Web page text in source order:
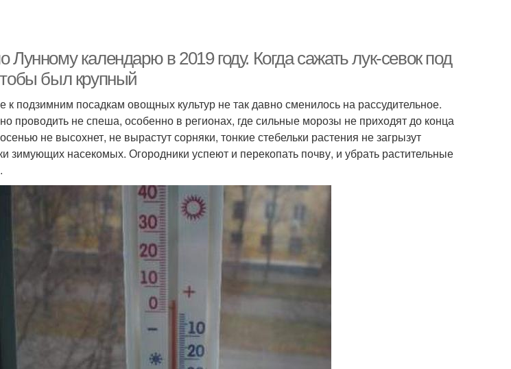
Лунному календарю в 2019 году. Когда сажать лук-севок под
был крупный
подзимним посадкам овощных культур не так давно сменилось на рассудительное.
проводить не спеша, особенно в регионах, где сильные морозы не приходят до конца
не высохнет, не вырастут сорняки, тонкие стебельки растения не загрызут
зимующих насекомых. Огородники успеют и перекопать почву, и убрать растительные